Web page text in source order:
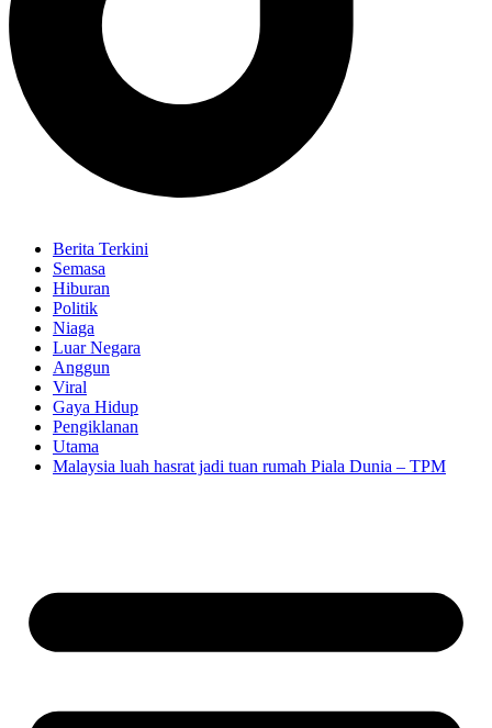
Berita Terkini
Semasa
Hiburan
Politik
Niaga
Luar Negara
Anggun
Viral
Gaya Hidup
Pengiklanan
Utama
Malaysia luah hasrat jadi tuan rumah Piala Dunia – TPM